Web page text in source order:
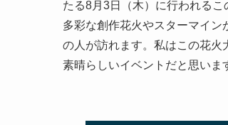
たる8月3日（木）に行われる
多彩な創作花火やスターマイン
の人が訪れます。私はこの花火
素晴らしいイベントだと思いま